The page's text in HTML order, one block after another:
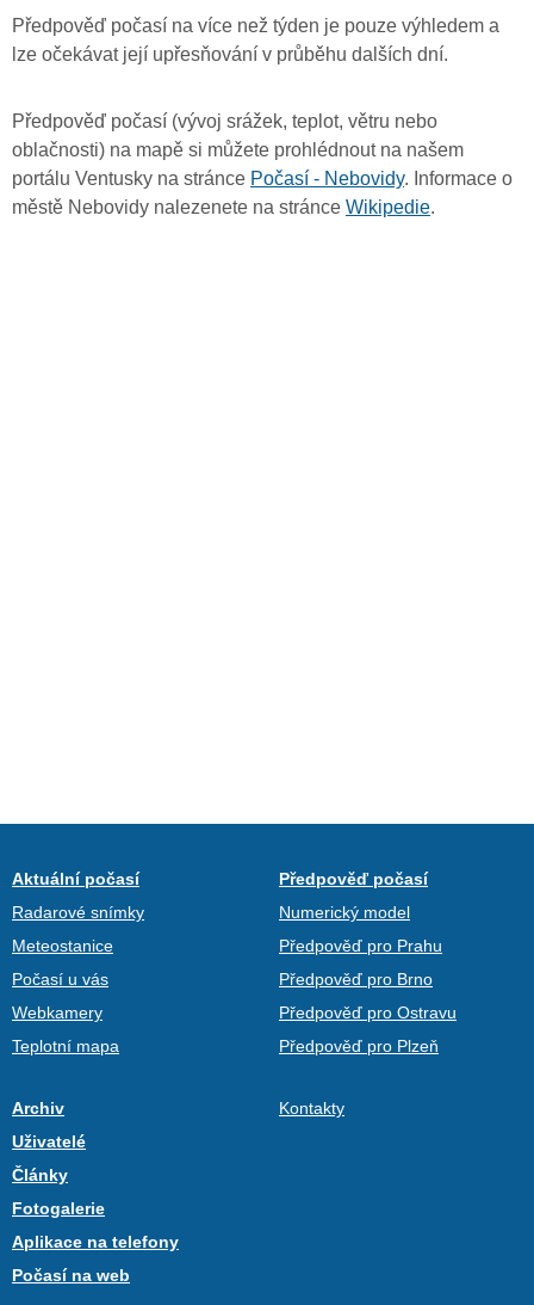
Předpověď počasí na více než týden je pouze výhledem a
lze očekávat její upřesňování v průběhu dalších dní.
Předpověď počasí (vývoj srážek, teplot, větru nebo
oblačnosti) na mapě si můžete prohlédnout na našem
portálu Ventusky na stránce Počasí - Nebovidy. Informace o
městě Nebovidy nalezenete na stránce Wikipedie.
Aktuální počasí
Radarové snímky
Meteostanice
Počasí u vás
Webkamery
Teplotní mapa
Předpověď počasí
Numerický model
Předpověď pro Prahu
Předpověď pro Brno
Předpověď pro Ostravu
Předpověď pro Plzeň
Archiv
Uživatelé
Články
Fotogalerie
Aplikace na telefony
Počasí na web
Kontakty